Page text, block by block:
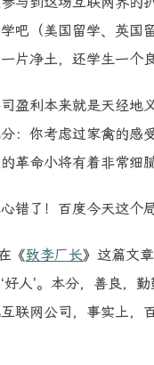
吧（美国留学、英国
片净土，还学生一个
盈利本来就是天经
：你考虑过家禽的感
革命小将有着非常细
错了！百度今天这个
《致李厂长》这篇文
人’。本分，善良，
联网公司，事实上